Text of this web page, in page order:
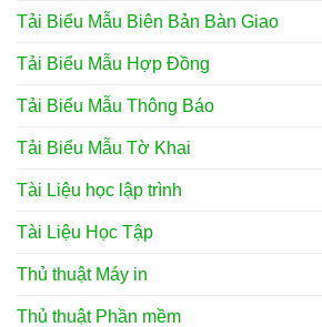
Tải Biểu Mẫu Biên Bản Bàn Giao
Tải Biểu Mẫu Hợp Đồng
Tải Biểu Mẫu Thông Báo
Tải Biểu Mẫu Tờ Khai
Tài Liệu học lập trình
Tài Liệu Học Tập
Thủ thuật Máy in
Thủ thuật Phần mềm